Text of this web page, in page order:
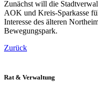
Zunächst will die
AOK und Kreis-Sparkasse
Interesse des älteren
Bewegungspark.
Zurück
Rat & Verwaltung